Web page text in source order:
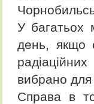
У багатьох
день, якщо
вибрано для
Справа в